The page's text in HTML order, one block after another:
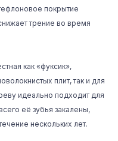
покрытие
трение во время
как «фуксик»,
плит, так и для
идеально подходит для
её зубья закалены,
нескольких лет.